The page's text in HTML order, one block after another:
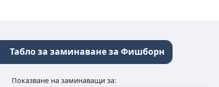
Табло за заминаване за Фишборн
Показване на заминаващи за: